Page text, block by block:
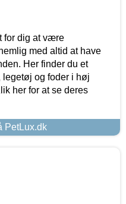
for dig at være
med altid at have
Her finder du et
legetøj og foder i høj
her for at se deres
PetLux.dk